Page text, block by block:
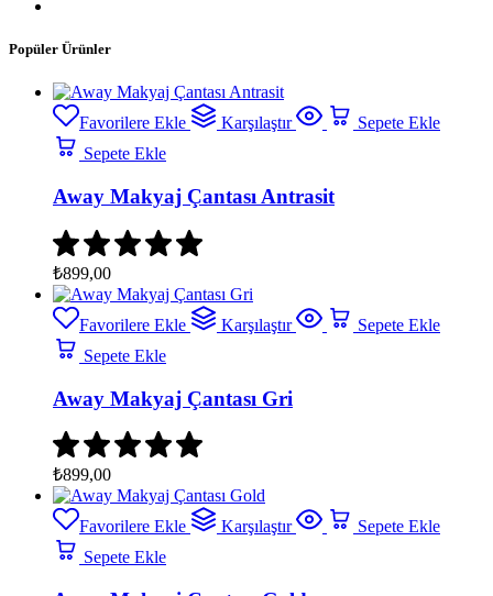
Popüler Ürünler
Favorilere Ekle Karşılaştır
Sepete Ekle
Sepete Ekle
Away Makyaj Çantası Antrasit
₺899,00
Favorilere Ekle Karşılaştır
Sepete Ekle
Sepete Ekle
Away Makyaj Çantası Gri
₺899,00
Favorilere Ekle Karşılaştır
Sepete Ekle
Sepete Ekle